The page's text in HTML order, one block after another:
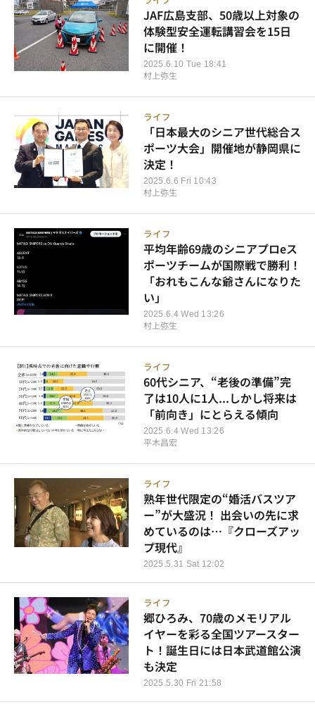
2025.6.10 Tue 18:41
JAF広島支部、50歳以上対象の
体験型安全運転講習会を15日
に開催！
村上弥生
ライフ
2025.6.6 Fri 10:43
「日本最大のシニア世代総合ス
ポーツ大会」開催地が静岡県に
決定！
村上弥生
ライフ
2025.6.4 Wed 13:26
平均年齢69歳のシニアプロeス
ポーツチームが国際戦で勝利！
「おれもこんな爺さんになりた
い」
村上弥生
ライフ
2025.6.4 Wed 13:26
60代シニア、“老後の準備”完
了は10人に1人...しかし将来は
「前向き」にとらえる傾向
平木昌宏
ライフ
2025.5.31 Sat 12:02
熟年世代限定の“婚活バスツア
ー”が大盛況！ 出会いの先に求
めているのは…『クローズアッ
プ現代』
ライフ
2025.5.30 Fri 21:58
郷ひろみ、70歳のメモリアル
イヤーを彩る全国ツアースター
ト！誕生日には日本武道館公演
も決定